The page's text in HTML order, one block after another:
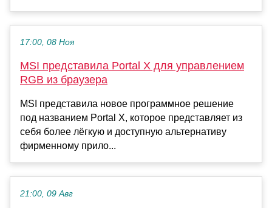
17:00, 08 Ноя
MSI представила Portal X для управлением
RGB из браузера
MSI представила новое программное решение
под названием Portal X, которое представляет из
себя более лёгкую и доступную альтернативу
фирменному прило...
21:00, 09 Авг